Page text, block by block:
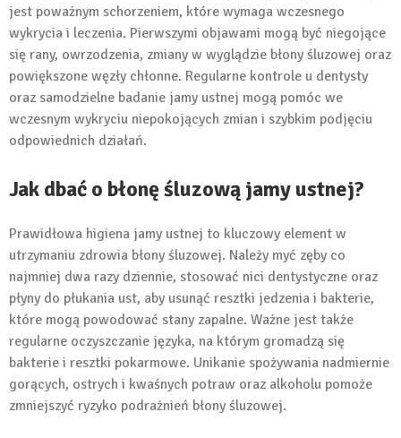
jest poważnym schorzeniem, które wymaga wczesnego
wykrycia i leczenia. Pierwszymi objawami mogą być niegojące
się rany, owrzodzenia, zmiany w wyglądzie błony śluzowej oraz
powiększone węzły chłonne. Regularne kontrole u dentysty
oraz samodzielne badanie jamy ustnej mogą pomóc we
wczesnym wykryciu niepokojących zmian i szybkim podjęciu
odpowiednich działań.
Jak dbać o błonę śluzową jamy ustnej?
Prawidłowa higiena jamy ustnej to kluczowy element w
utrzymaniu zdrowia błony śluzowej. Należy myć zęby co
najmniej dwa razy dziennie, stosować nici dentystyczne oraz
płyny do płukania ust, aby usunąć resztki jedzenia i bakterie,
które mogą powodować stany zapalne. Ważne jest także
regularne oczyszczanie języka, na którym gromadzą się
bakterie i resztki pokarmowe. Unikanie spożywania nadmiernie
gorących, ostrych i kwaśnych potraw oraz alkoholu pomoże
zmniejszyć ryzyko podrażnień błony śluzowej.